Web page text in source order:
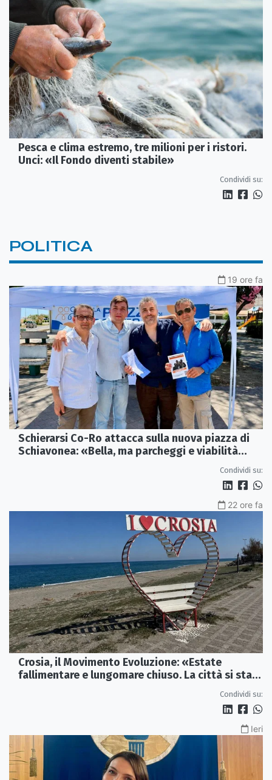
Pesca e clima estremo, tre milioni per i ristori.
Unci: «Il Fondo diventi stabile»
Condividi su:
POLITICA
19 ore fa
Schierarsi Co-Ro attacca sulla nuova piazza di
Schiavonea: «Bella, ma parcheggi e viabilità
Condividi su:
22 ore fa
Crosia, il Movimento Evoluzione: «Estate
fallimentare e lungomare chiuso. La città si sta
Condividi su:
Ieri